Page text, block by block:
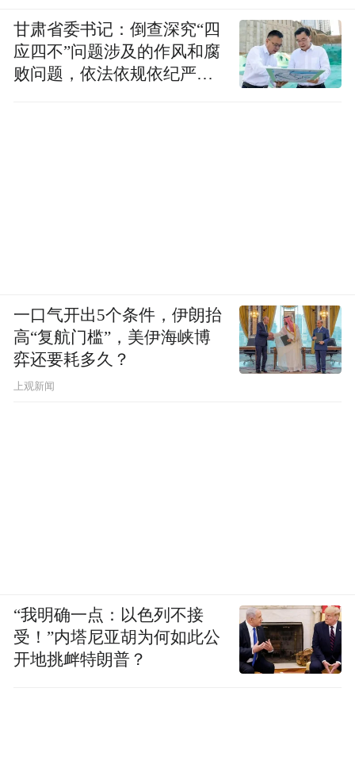
甘肃省委书记：倒查深究“四
应四不”问题涉及的作风和腐
败问题，依法依规依纪严肃
一口气开出5个条件，伊朗抬
高“复航门槛”，美伊海峡博
弈还要耗多久？
上观新闻
“我明确一点：以色列不接
受！”内塔尼亚胡为何如此公
开地挑衅特朗普？